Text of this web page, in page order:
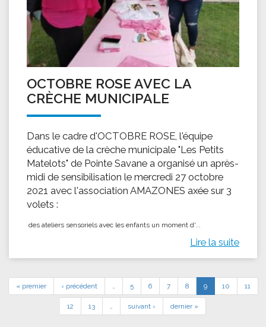
OCTOBRE ROSE AVEC LA
CRÈCHE MUNICIPALE
Dans le cadre d'OCTOBRE ROSE, l'équipe
éducative de la crèche municipale "Les Petits
Matelots" de Pointe Savane a organisé un après-
midi de sensibilisation le mercredi 27 octobre
2021 avec l'association AMAZONES axée sur 3
volets :
des ateliers sensoriels avec les enfants ​ un moment d'...
Lire la suite
« premier ‹ précédent … 5 6 7 8 9 10 11
12 13 … suivant › dernier »